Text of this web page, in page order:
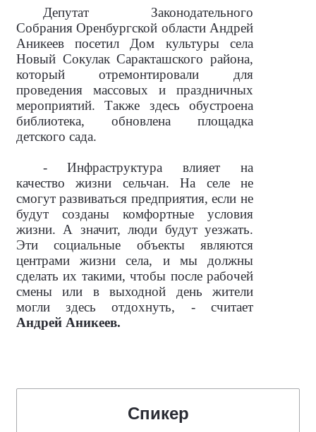
Депутат Законодательного
Собрания Оренбургской области Андрей
Аникеев посетил Дом культуры села
Новый Сокулак Саракташского района,
который отремонтировали для
проведения массовых и праздничных
мероприятий. Также здесь обустроена
библиотека, обновлена площадка
детского сада.
- Инфраструктура влияет на
качество жизни сельчан. На селе не
смогут развиваться предприятия, если не
будут созданы комфортные условия
жизни. А значит, люди будут уезжать.
Эти социальные объекты являются
центрами жизни села, и мы должны
сделать их такими, чтобы после рабочей
смены или в выходной день жители
могли здесь отдохнуть, - считает
Андрей Аникеев.
Спикер